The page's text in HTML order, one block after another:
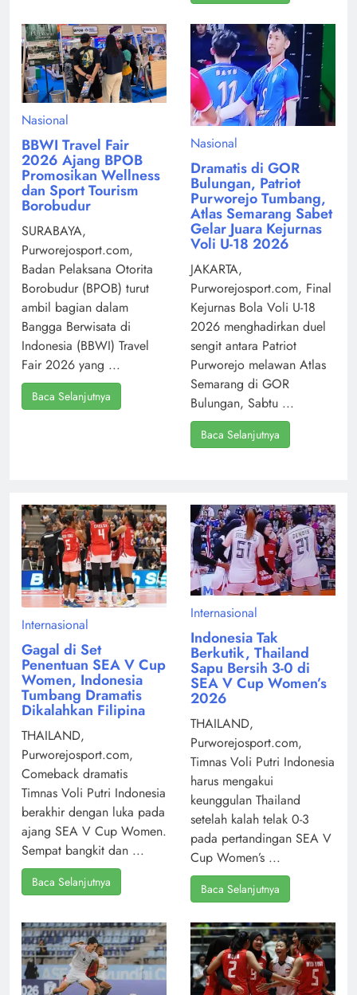
Nasional
BBWI Travel Fair
2026 Ajang BPOB
Promosikan Wellness
dan Sport Tourism
Borobudur
SURABAYA,
Purworejosport.com,
Badan Pelaksana Otorita
Borobudur (BPOB) turut
ambil bagian dalam
Bangga Berwisata di
Indonesia (BBWI) Travel
Fair 2026 yang ...
Baca Selanjutnya
Nasional
Dramatis di GOR
Bulungan, Patriot
Purworejo Tumbang,
Atlas Semarang Sabet
Gelar Juara Kejurnas
Voli U-18 2026
JAKARTA,
Purworejosport.com, Final
Kejurnas Bola Voli U-18
2026 menghadirkan duel
sengit antara Patriot
Purworejo melawan Atlas
Semarang di GOR
Bulungan, Sabtu ...
Baca Selanjutnya
Internasional
Gagal di Set
Penentuan SEA V Cup
Women, Indonesia
Tumbang Dramatis
Dikalahkan Filipina
THAILAND,
Purworejosport.com,
Comeback dramatis
Timnas Voli Putri Indonesia
berakhir dengan luka pada
ajang SEA V Cup Women.
Sempat bangkit dan ...
Baca Selanjutnya
Internasional
Indonesia Tak
Berkutik, Thailand
Sapu Bersih 3-0 di
SEA V Cup Women’s
2026
THAILAND,
Purworejosport.com,
Timnas Voli Putri Indonesia
harus mengakui
keunggulan Thailand
setelah kalah telak 0-3
pada pertandingan SEA V
Cup Women’s ...
Baca Selanjutnya